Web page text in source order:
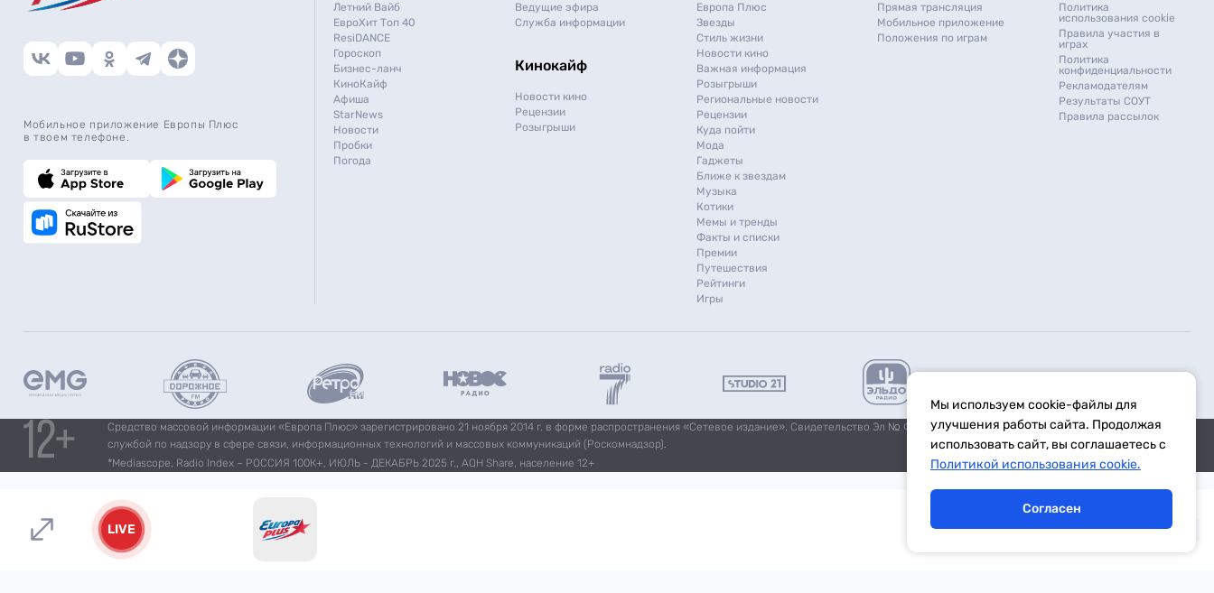
Мобильное приложение Европы Плюс
в твоем телефоне.
Летний Вайб
ЕвроХит Топ 40
ResiDANCE
Гороскоп
Бизнес-ланч
КиноКайф
Афиша
StarNews
Новости
Пробки
Погода
Ведущие эфира
Служба информации
Кинокайф
Новости кино
Рецензии
Розыгрыши
Европа Плюс
Звезды
Стиль жизни
Новости кино
Важная информация
Розыгрыши
Региональные новости
Рецензии
Куда пойти
Мода
Гаджеты
Ближе к звездам
Музыка
Котики
Мемы и тренды
Факты и списки
Премии
Путешествия
Рейтинги
Игры
Прямая трансляция
Мобильное приложение
Положения по играм
Политика
использования cookie
Правила участия в
играх
Политика
конфиденциальности
Рекламодателям
Результаты СОУТ
Правила рассылок
Средство массовой информации «Европа Плюс» зарегистрировано 21 ноября 2014 г. в форме распространения «Сетевое издание». Свидетельство Эл № ФС77-59972 от 21.11.2014 выдано Федеральной
службой по надзору в сфере связи, информационных технологий и массовых коммуникаций (Роскомнадзор).
*Mediascope, Radio Index – РОССИЯ 100К+, ИЮЛЬ - ДЕКАБРЬ 2025 г., AQH Share, население 12+
LIVE
Мы используем cookie-файлы для
улучшения работы сайта. Продолжая
использовать сайт, вы соглашаетесь с
Политикой использования cookie.
Согласен